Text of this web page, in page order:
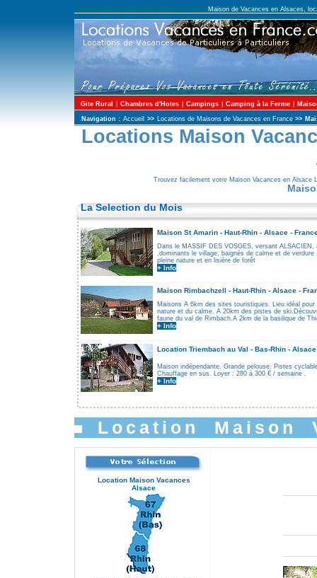
Maison de Vacances en Alsaces,
Gite Rural Chambres d'Hotes Campings Camping à la Ferme
Navigation : Accueil >> Locations de Maisons de Vacances en France >>
Locations Maison
Trouvez facilement votre Maison Vacances en Alsace
La Selection du Mois
Maison St Amarin - Haut-Rhin - Alsace -
Dans le MASSIF DES VOSGES, versant ALSACIEN,
,dominants le village, baignés de calme et de verdure
pleine nature et en lisière de forêt
+ Info
Maison Rimbachzell - Haut-Rhin - Alsace -
Maisons A 6km des sites touristiques. Lieu idéal pour
nature et du calme. A 20km des pistes de
faune du val de Rimbach.A 2km de la basilique de
+ Info
Location Triembach au Val - Bas-Rhin -
Maison indépendante. Grande pelouse. Pistes
Chauffage en sus. Loyer : 280 à 300 € / semaine .
+ Info
Location Maison
Location Maison Vacances
Alsace